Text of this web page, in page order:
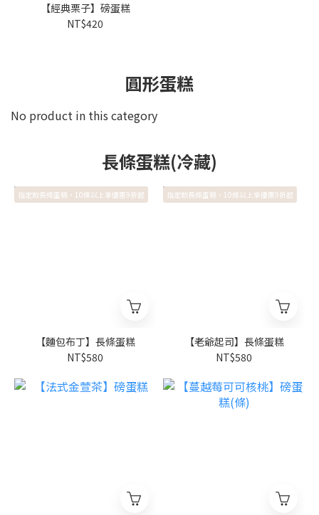
【經典栗子】磅蛋糕
NT$420
圓形蛋糕
No product in this category
長條蛋糕(冷藏)
指定款長條蛋糕，10條以上享優惠9折起
【麵包布丁】長條蛋糕
NT$580
指定款長條蛋糕，10條以上享優惠9折起
【老爺起司】長條蛋糕
NT$580